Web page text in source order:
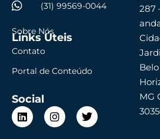
(31) 99569-0044
Links Úteis
Sobre Nós
Contato
Portal de Conteúdo
Social
L
i
n
I
n
s
T
w
i
287
Belo
MG